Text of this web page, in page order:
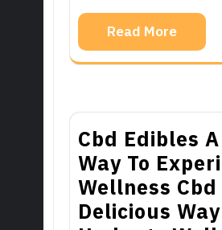
Read More
Cbd Edibles
Way To
Wellness
Delicious Way